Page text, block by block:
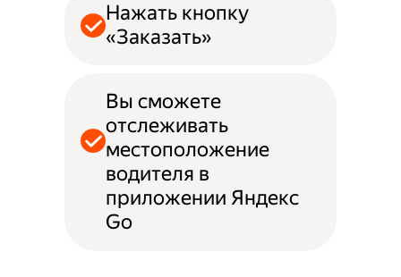
Нажать кнопку
«Заказать»
Вы сможете
отслеживать
местоположение
водителя в
приложении Яндекс
Go